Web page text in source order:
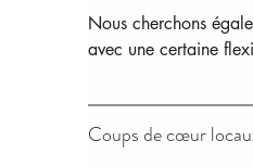
Nous cherchons
avec une certaine
Coups de cœur